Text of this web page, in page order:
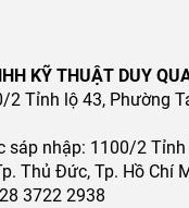
KỸ THUẬT DUY
Tỉnh lộ 43, Phường
sáp nhập: 1100/2 Tỉnh
Thủ Đức, Tp. Hồ Chí
3722 2938